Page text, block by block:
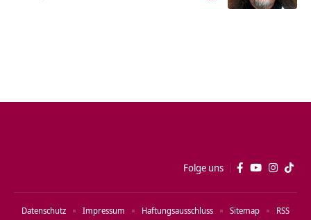
Folge uns
Datenschutz Impressum Haftungsausschluss Sitemap RSS